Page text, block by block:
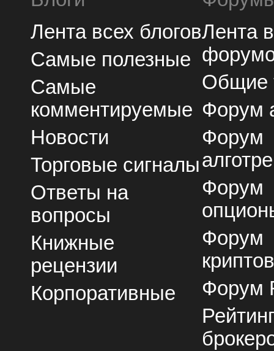
Лента всех блогов
Самые полезные
Самые
комментируемые
Новости
Торговые сигналы
Ответы на
вопросы
Книжные
рецензии
Корпоративные
Лента
Общие
Форум
Форум
Форум
Форум
Форум